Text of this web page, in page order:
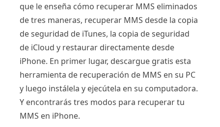
que le enseña cómo recuperar MMS eliminados
de tres maneras, recuperar MMS desde la copia
de seguridad de iTunes, la copia de seguridad
de iCloud y restaurar directamente desde
iPhone. En primer lugar, descargue gratis esta
herramienta de recuperación de MMS en su PC
y luego instálela y ejecútela en su computadora.
Y encontrarás tres modos para recuperar tu
MMS en iPhone.